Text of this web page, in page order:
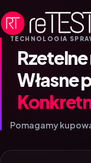
TECHNOLOGIA
Własne
Pomagamy